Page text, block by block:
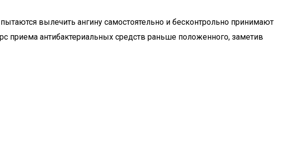
вылечить ангину самостоятельно и бесконтрольно принимают
приема антибактериальных средств раньше положенного, заметив